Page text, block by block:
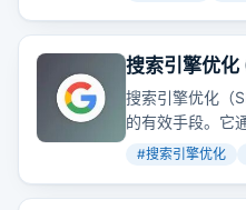
搜索引擎优化
谷歌SEO 基础
搜索引擎优化（
的有效手段。它
容易被搜索引擎
#搜索引擎优化